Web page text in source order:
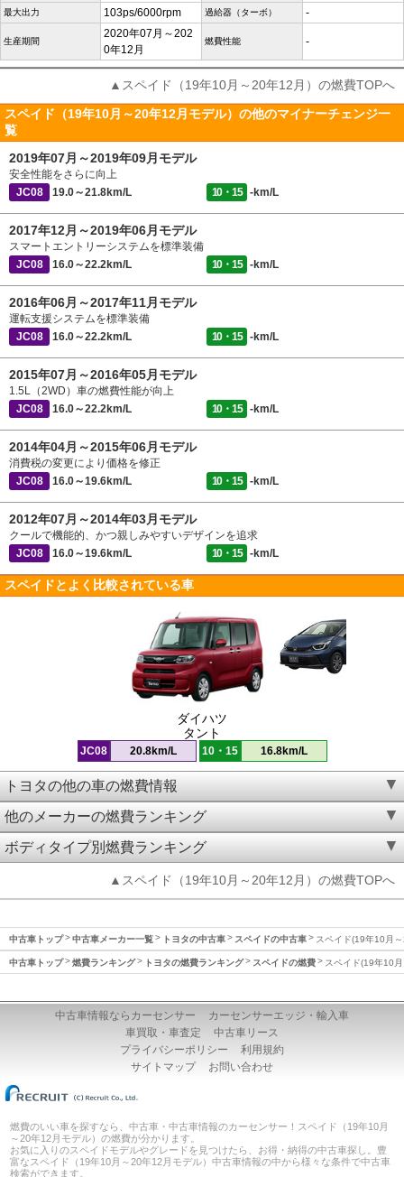
最大出力 103ps/6000rpm 過給器（ターボ） -
生産期間
2020年07月～202
0年12月
燃費性能 -
▲スペイド（19年10月～20年12月）の燃費TOPへ
スペイド（19年10月～20年12月モデル）の他のマイナーチェンジ一
覧
2019年07月～2019年09月モデル
安全性能をさらに向上
JC08
19.0～21.8km/L 10・15 -km/L
2017年12月～2019年06月モデル
スマートエントリーシステムを標準装備
JC08
16.0～22.2km/L 10・15 -km/L
2016年06月～2017年11月モデル
運転支援システムを標準装備
JC08
16.0～22.2km/L 10・15 -km/L
2015年07月～2016年05月モデル
1.5L（2WD）車の燃費性能が向上
JC08
16.0～22.2km/L 10・15 -km/L
2014年04月～2015年06月モデル
消費税の変更により価格を修正
JC08
16.0～19.6km/L 10・15 -km/L
2012年07月～2014年03月モデル
クールで機能的、かつ親しみやすいデザインを追求
JC08
16.0～19.6km/L 10・15 -km/L
スペイドとよく比較されている車
ダイハツ
タント
JC08 20.8km/L 10・15 16.8km/L
トヨタの他の車の燃費情報
他のメーカーの燃費ランキング
ボディタイプ別燃費ランキング
▲スペイド（19年10月～20年12月）の燃費TOPへ
中古車トップ 中古車メーカー一覧 トヨタの中古車 スペイドの中古車 スペイド(19年10月
中古車トップ 燃費ランキング トヨタの燃費ランキング スペイドの燃費 スペイド(19年10
中古車情報ならカーセンサー
カーセンサーエッジ・輸入車
車買取・車査定
中古車リース
プライバシーポリシー
利用規約
サイトマップ
お問い合わせ
燃費のいい車を探すなら、中古車・中古車情報のカーセンサー！スペイド（19年10月
～20年12月モデル）の燃費が分かります。
お気に入りのスペイドモデルやグレードを見つけたら、お得・納得の中古車探し。豊
富なスペイド（19年10月～20年12月モデル）中古車情報の中から様々な条件で中古車
検索ができます。